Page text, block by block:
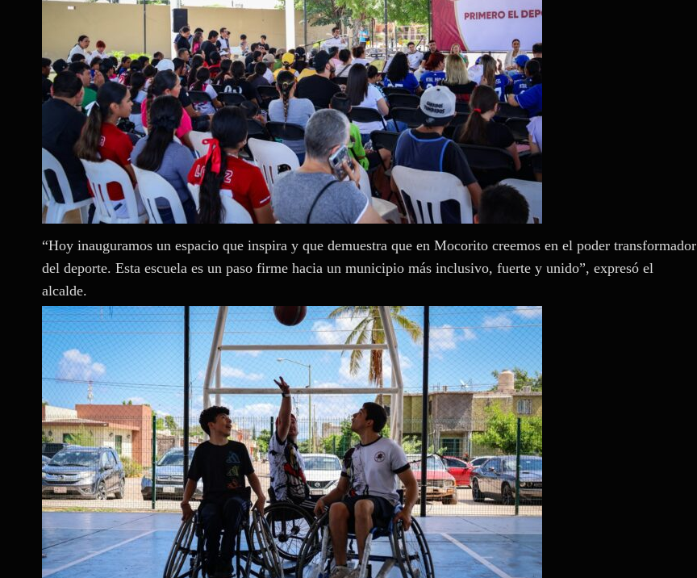
“Hoy inauguramos un espacio que inspira y que demuestra que en Mocorito creemos en el poder transformador
del deporte. Esta escuela es un paso firme hacia un municipio más inclusivo, fuerte y unido”, expresó el
alcalde.